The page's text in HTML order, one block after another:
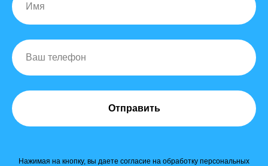
Отправить
Нажимая на кнопку, вы даете согласие на обработку персональных